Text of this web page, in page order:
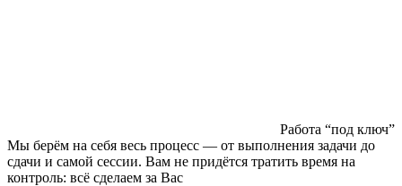
Работа “под ключ”
Мы берём на себя весь процесс — от выполнения задачи до
сдачи и самой сессии. Вам не придётся тратить время на
контроль: всё сделаем за Вас